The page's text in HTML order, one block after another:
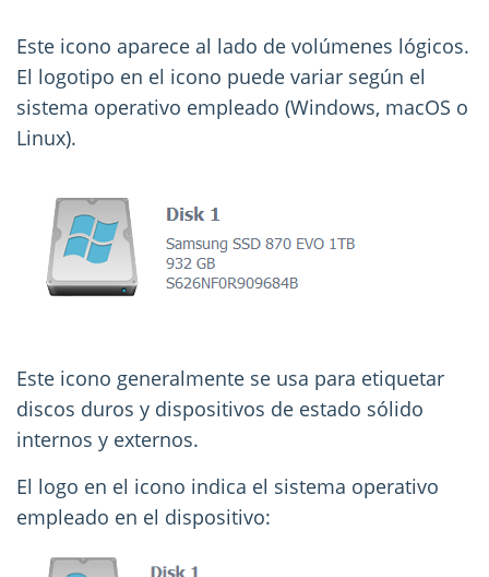
Este icono aparece al lado de volúmenes lógicos.
El logotipo en el icono puede variar según el
sistema operativo empleado (Windows, macOS o
Linux).
Este icono generalmente se usa para etiquetar
discos duros y dispositivos de estado sólido
internos y externos.
El logo en el icono indica el sistema operativo
empleado en el dispositivo: